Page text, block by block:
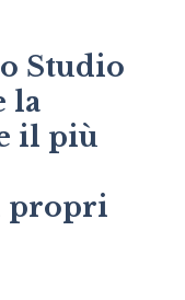
Studio
la
il più
propri